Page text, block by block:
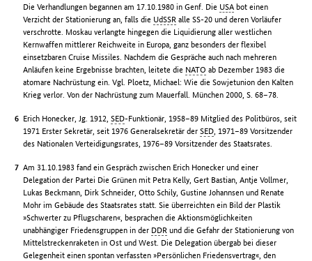
Die Verhandlungen begannen am 17.10.1980 in Genf. Die USA bot einen
Verzicht der Stationierung an, falls die UdSSR alle SS-20 und deren Vorläufer
verschrotte. Moskau verlangte hingegen die Liquidierung aller westlichen
Kernwaffen mittlerer Reichweite in Europa, ganz besonders der flexibel
einsetzbaren Cruise Missiles. Nachdem die Gespräche auch nach mehreren
Anläufen keine Ergebnisse brachten, leitete die NATO ab Dezember 1983 die
atomare Nachrüstung ein. Vgl. Ploetz, Michael: Wie die Sowjetunion den Kalten
Krieg verlor. Von der Nachrüstung zum Mauerfall. München 2000, S. 68–78.
Erich Honecker, Jg. 1912,SED-Funktionär, 1958–89 Mitglied des Politbüros, seit
1971 Erster Sekretär, seit 1976 Generalsekretär derSED , 1971–89 Vorsitzender
des Nationalen Verteidigungsrates, 1976–89 Vorsitzender des Staatsrates.
Am 31.10.1983 fand ein Gespräch zwischen Erich Honecker und einer
Delegation der Partei Die Grünen mit Petra Kelly, Gert Bastian, Antje Vollmer,
Lukas Beckmann, Dirk Schneider, Otto Schily, Gustine Johannsen und Renate
Mohr im Gebäude des Staatsrates statt. Sie überreichten ein Bild der Plastik
»Schwerter zu Pflugscharen«, besprachen die Aktionsmöglichkeiten
unabhängiger Friedensgruppen in der DDR und die Gefahr der Stationierung von
Mittelstreckenraketen in Ost und West. Die Delegation übergab bei dieser
Gelegenheit einen spontan verfassten »Persönlichen Friedensvertrag«, den